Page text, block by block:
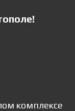
комплексе